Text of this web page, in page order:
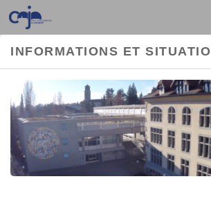
Au dessous du contenu
INFORMATIONS ET